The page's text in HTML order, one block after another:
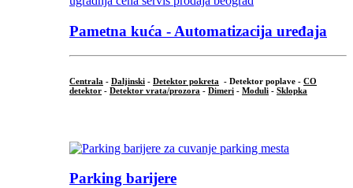
Pametna kuća - Automatizacija uređaja
Centrala - Daljinski - Detektor pokreta - Detektor poplave - CO
detektor - Detektor vrata/prozora - Dimeri - Moduli - Sklopka
Parking barijere